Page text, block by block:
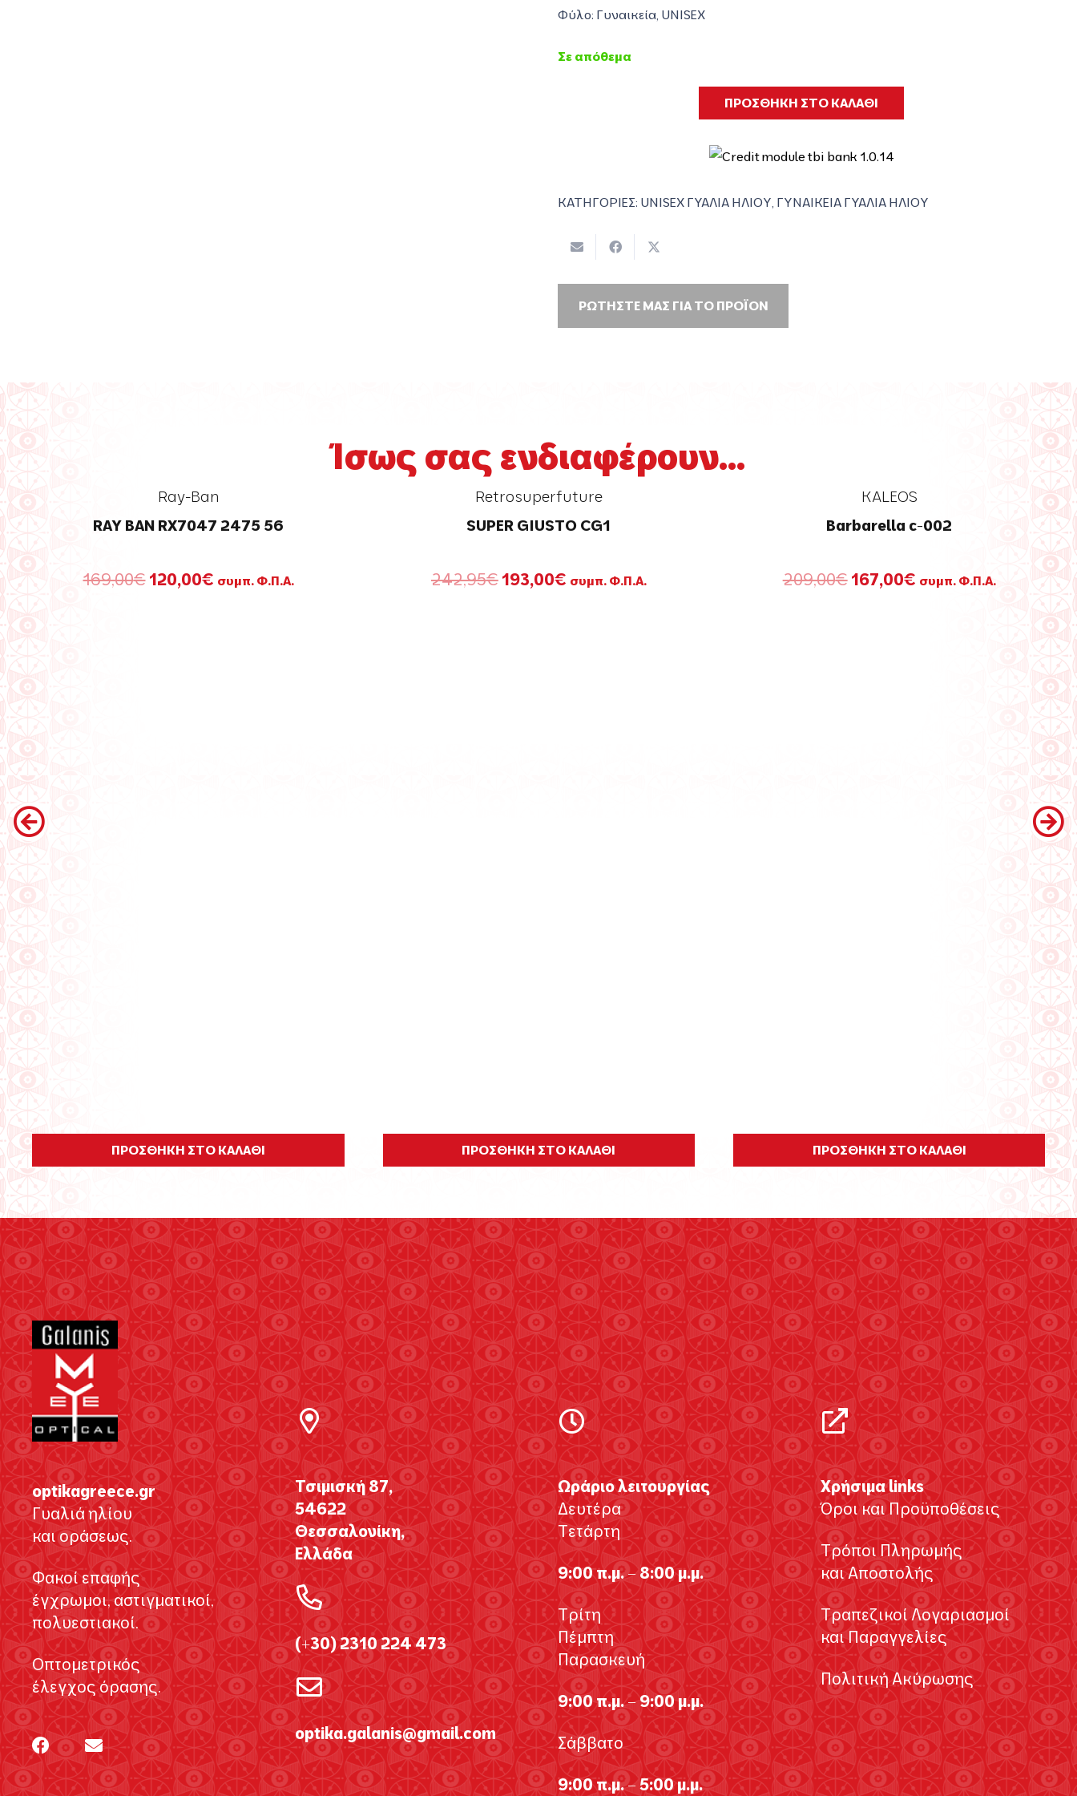
Φύλο: Γυναικεία, UNISEX
Σε απόθεμα
ΠΡΟΣΘΗΚΗ ΣΤΟ ΚΑΛΑΘΙ
ΚΑΤΗΓΟΡΙΕΣ: UNISEX ΓΥΑΛΙΑ ΗΛΙΟΥ, ΓΥΝΑΙΚΕΙΑ ΓΥΑΛΙΑ ΗΛΙΟΥ
ΡΩΤΗΣΤΕ ΜΑΣ ΓΙΑ ΤΟ ΠΡΟΪΟΝ
Ίσως σας ενδιαφέρουν...
Ray-Ban
RAY BAN RX7047 2475 56
169,00€ Original
120,00€Ησυμπ. Φ.Π.Α.
ΠΡΟΣΘΗΚΗ ΣΤΟ ΚΑΛΑΘΙ
Retrosuperfuture
SUPER GIUSTO CG1
242,95€ Original
193,00€Ησυμπ. Φ.Π.Α.
ΠΡΟΣΘΗΚΗ ΣΤΟ ΚΑΛΑΘΙ
KALEOS
Barbarella c-002
209,00€ Original
167,00€Ησυμπ. Φ.Π.Α.
ΠΡΟΣΘΗΚΗ ΣΤΟ ΚΑΛΑΘΙ
optikagreece.gr
Γυαλιά ηλίου
και οράσεως.
Φακοί επαφής
έγχρωμοι, αστιγματικοί,
πολυεστιακοί.
Οπτομετρικός
έλεγχος όρασης.
Τσιμισκή 87,
54622
Θεσσαλονίκη,
Ελλάδα
(+30) 2310 224 473
optika.galanis@gmail.com
Ωράριο λειτουργίας
Δευτέρα
Τετάρτη
9:00 π.μ. – 8:00 μ.μ.
Τρίτη
Πέμπτη
Παρασκευή
9:00 π.μ. – 9:00 μ.μ.
Σάββατο
9:00 π.μ. – 5:00 μ.μ.
Χρήσιμα links
Όροι και Προϋποθέσεις
Τρόποι Πληρωμής
και Αποστολής
Τραπεζικοί Λογαριασμοί
και Παραγγελίες
Πολιτική Ακύρωσης